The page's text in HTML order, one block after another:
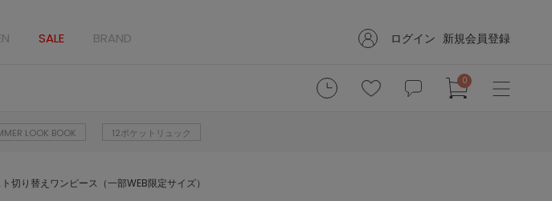
SALE BRAND ログイン 新規会員登録
0
LOOK BOOK 12ポケットリュック
切り替えワンピース（一部WEB限定サイズ）